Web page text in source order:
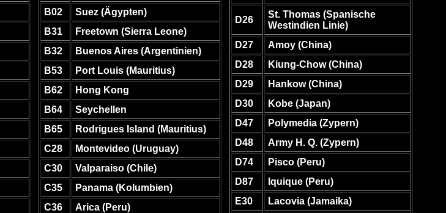
B02
Suez (Ägypten)
B31
Freetown (Sierra Leone)
B32
Buenos Aires (Argentinien)
B53
Port Louis (Mauritius)
B62
Hong Kong
B64
Seychellen
B65
Rodrigues Island (Mauritius)
C28
Montevideo (Uruguay)
C30
Valparaiso (Chile)
C35
Panama (Kolumbien)
C36
Arica (Peru)
D26
St. Thomas (Spanische
Westindien Linie)
D27
Amoy (China)
D28
Kiung-Chow (China)
D29
Hankow (China)
D30
Kobe (Japan)
D47
Polymedia (Zypern)
D48
Army H. Q. (Zypern)
D74
Pisco (Peru)
D87
Iquique (Peru)
E30
Lacovia (Jamaika)